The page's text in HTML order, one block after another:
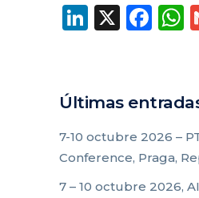
LinkedIn
X
Últimas
7-10 octubre 2026 –
Conference, Praga,
7 – 10 octubre 2026,